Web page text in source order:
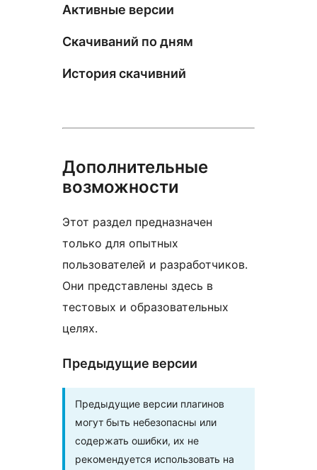
Активные версии
Скачиваний по дням
История скачивний
Дополнительные
возможности
Этот раздел предназначен
только для опытных
пользователей и разработчиков.
Они представлены здесь в
тестовых и образовательных
целях.
Предыдущие версии
Предыдущие версии плагинов
могут быть небезопасны или
содержать ошибки, их не
рекомендуется использовать на